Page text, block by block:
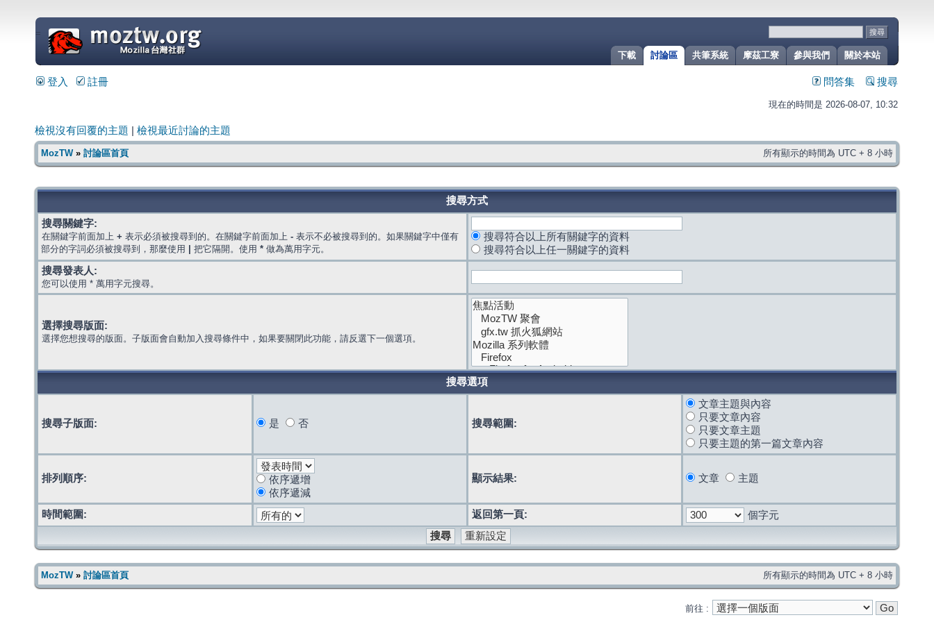
關於本站
參與我們
摩茲工寮
共筆系統
討論區
下載
=
登入 註冊 問答集 搜尋
現在的時間是 2026-08-07, 10:32
檢視沒有回覆的主題 檢視最近討論的主題
MozTW» 討論區首頁 所有顯示的時間為 UTC + 8 小時
搜尋方式
搜尋關鍵字:
在關鍵字前面加上 + 表示必須被搜尋到的。在關鍵字前面加上 - 表示不必被搜尋到的。如果關鍵字中僅有
部分的字詞必須被搜尋到，那麼使用
把它隔開。使用 * 做為萬用字元。
搜尋符合以上所有關鍵字的資料
搜尋符合以上任一關鍵字的資料
搜尋發表人:
您可以使用 * 萬用字元搜尋。
選擇搜尋版面:
選擇您想搜尋的版面。子版面會自動加入搜尋條件中，如果要關閉此功能，請反選下一個選項。
搜尋選項
搜尋子版面: 是 否 搜尋範圍:
文章主題與內容
只要文章內容
只要文章主題
只要主題的第一篇文章內容
排列順序:
依序遞增
依序遞減
顯示結果: 文章 主題
時間範圍: 返回第一頁: 個字元
MozTW» 討論區首頁 所有顯示的時間為 UTC + 8 小時
前往 :